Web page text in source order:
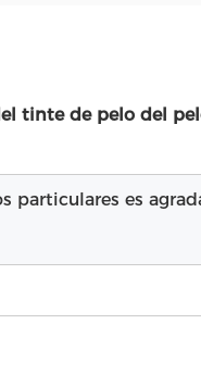
tinte de pelo del
particulares es